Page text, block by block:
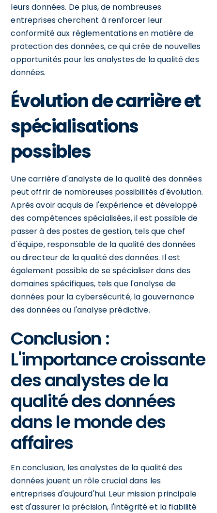
leurs données. De plus, de nombreuses
entreprises cherchent à renforcer leur
conformité aux réglementations en matière de
protection des données, ce qui crée de nouvelles
opportunités pour les analystes de la qualité des
données.
Évolution de carrière et
spécialisations
possibles
Une carrière d'analyste de la qualité des données
peut offrir de nombreuses possibilités d'évolution.
Après avoir acquis de l'expérience et développé
des compétences spécialisées, il est possible de
passer à des postes de gestion, tels que chef
d'équipe, responsable de la qualité des données
ou directeur de la qualité des données. Il est
également possible de se spécialiser dans des
domaines spécifiques, tels que l'analyse de
données pour la cybersécurité, la gouvernance
des données ou l'analyse prédictive.
Conclusion :
L'importance croissante
des analystes de la
qualité des données
dans le monde des
affaires
En conclusion, les analystes de la qualité des
données jouent un rôle crucial dans les
entreprises d'aujourd'hui. Leur mission principale
est d'assurer la précision, l'intégrité et la fiabilité